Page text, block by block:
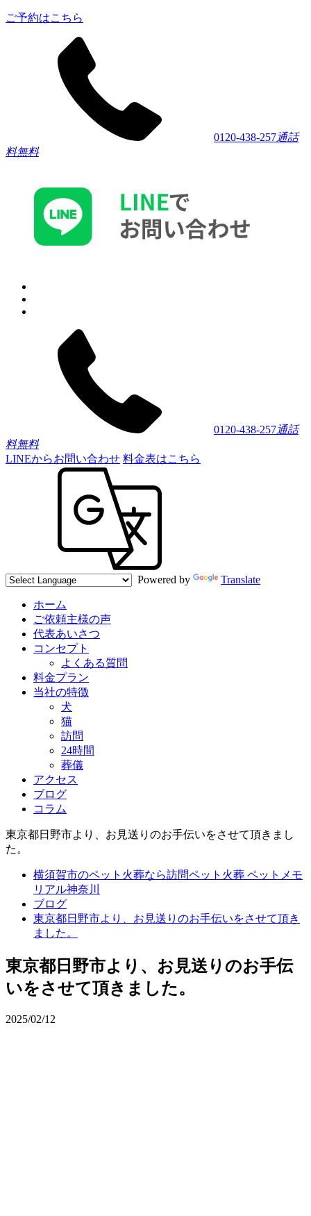
ご予約はこちら
0120-438-257通話
料無料
0120-438-257通話
料無料
LINEからお問い合わせ 料金表はこちら
Powered by Translate
ホーム
ご依頼主様の声
代表あいさつ
コンセプト
よくある質問
料金プラン
当社の特徴
犬
猫
訪問
24時間
葬儀
アクセス
ブログ
コラム
東京都日野市より、お見送りのお手伝いをさせて頂きまし
た。
横須賀市のペット火葬なら訪問ペット火葬 ペットメモ
リアル神奈川
ブログ
東京都日野市より、お見送りのお手伝いをさせて頂き
ました。
東京都日野市より、お見送りのお手伝
いをさせて頂きました。
2025/02/12